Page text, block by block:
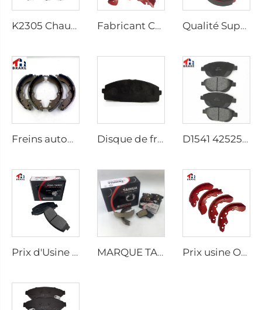
K2305 Chaussées de Frein Arrière pour Voiture Toyota 04495-35151 Fabricant Chinois Système de Frein Auto Chaussée de Frein Auto Voiture Chaussées de Frein Qualité Supérieure Vente en Gros Chaussées de Frein Céramiques pour l'Essieu Arrière pour Pick-up HILUX VI
Freins automatiques pour pick-up HILUX VII OEM 04495-0K010 04495-28090 Disque de frein usine D1434 Kd2605 Convient pour Toyota HIACE IV Bus D1541 425253 Fabrication de pièces de rechange de disques de frein à bas prix pour Peugeot 207 307
Prix d'Usine Pièces Auto Fabricants Plaque Arrière Freins à Disque D2026 pour Voitures Japonaises MARQUE TAIHUA D1354 Fabricant de plaquettes de frein arrière céramiques pour voiture Prix ​​usine OEM personnalisé pour plaquette de frein de camion semi-remorque et chaussée de frein à tambour pour SUZUKI